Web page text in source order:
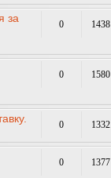
за
0 1438
0 1580
0 1332
0 1377